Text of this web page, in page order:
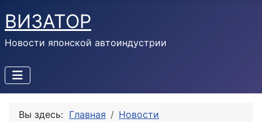
ВИЗАТОР
Новости японской автоиндустрии
Вы здесь: Главная
Новости